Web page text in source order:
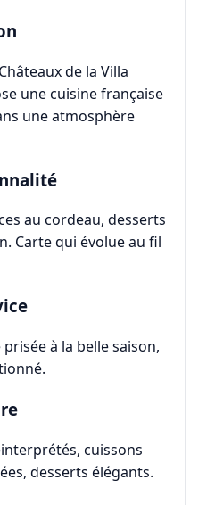
de la Villa
une cuisine française
une atmosphère
au cordeau, desserts
Carte qui évolue au fil
à la belle saison,
cuissons
desserts élégants.